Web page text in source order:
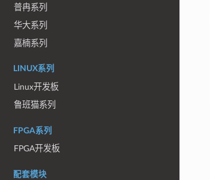
普冉系列
华大系列
嘉楠系列
LINUX系列
Linux开发板
鲁班猫系列
FPGA系列
FPGA开发板
配套模块